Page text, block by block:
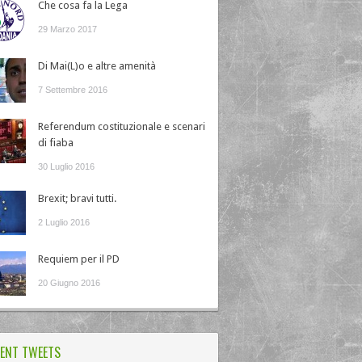
Che cosa fa la Lega
29 Marzo 2017
Di Mai(L)o e altre amenità
7 Settembre 2016
Referendum costituzionale e scenari
di fiaba
30 Luglio 2016
Brexit; bravi tutti.
2 Luglio 2016
Requiem per il PD
20 Giugno 2016
TWEETS